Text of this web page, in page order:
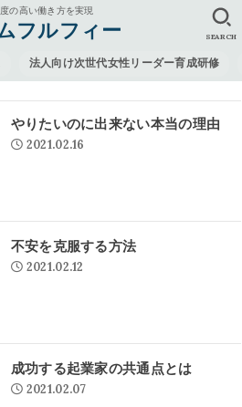
の高い働き方を実現
フルフィー
法人向け次世代女性リーダー育成研修
SEARCH
やりたいのに出来ない本当の理由
2021.02.16
不安を克服する方法
2021.02.12
成功する起業家の共通点とは
2021.02.07